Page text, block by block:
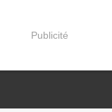
Publicité